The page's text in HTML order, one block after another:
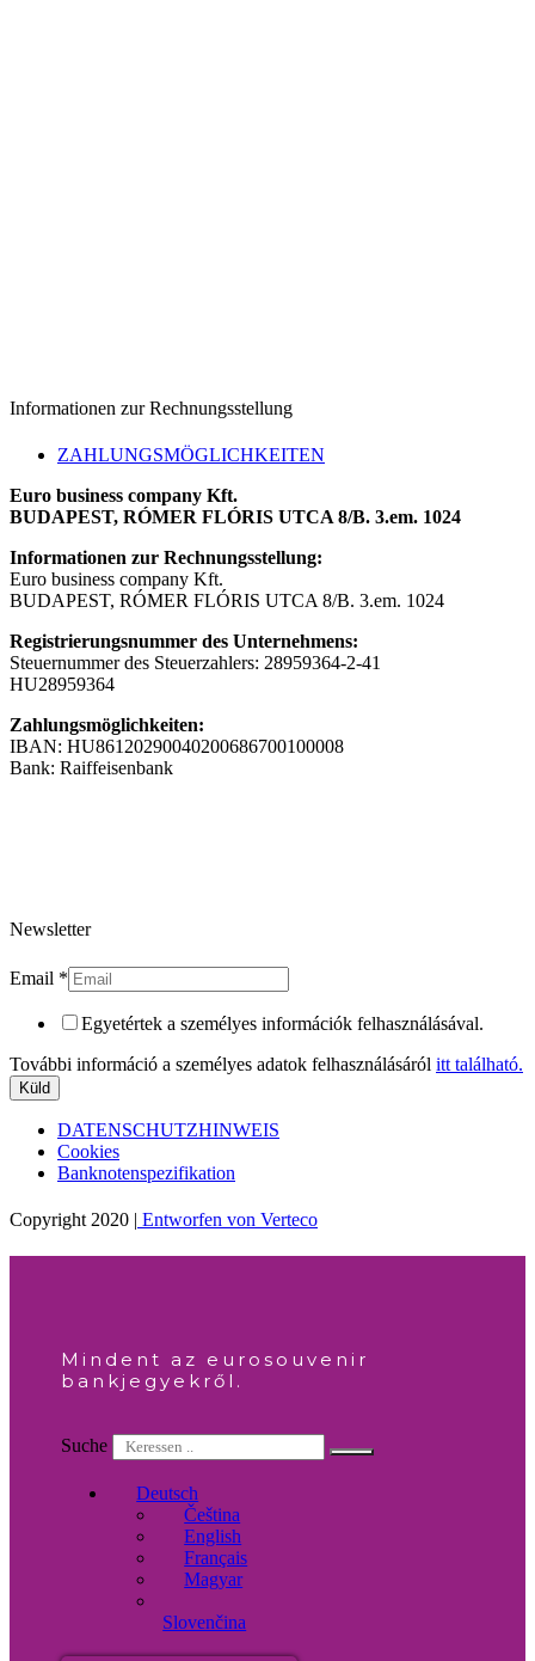
Informationen zur Rechnungsstellung
ZAHLUNGSMÖGLICHKEITEN
Euro business company Kft.
BUDAPEST, RÓMER FLÓRIS UTCA 8/B. 3.em. 1024
Informationen zur Rechnungsstellung:
Euro business company Kft.
BUDAPEST, RÓMER FLÓRIS UTCA 8/B. 3.em. 1024
Registrierungsnummer des Unternehmens:
Steuernummer des Steuerzahlers: 28959364-2-41
HU28959364
Zahlungsmöglichkeiten:
IBAN: HU86120290040200686700100008
Bank: Raiffeisenbank
Newsletter
Email *
Egyetértek a személyes információk felhasználásával.
További információ a személyes adatok felhasználásáról itt található.
Küld
DATENSCHUTZHINWEIS
Cookies
Banknotenspezifikation
Copyright 2020 | Entworfen von Verteco
Mindent az eurosouvenir
bankjegyekről.
Suche
Deutsch
Čeština
English
Français
Magyar
Slovenčina